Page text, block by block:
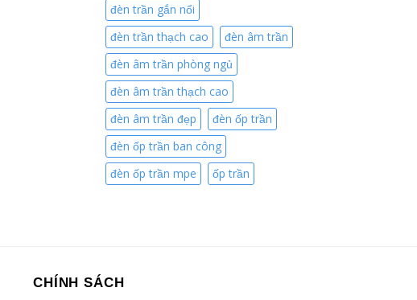
đèn trần gắn nổi
đèn trần thạch cao
đèn âm trần
đèn âm trần phòng ngủ
đèn âm trần thạch cao
đèn âm trần đẹp
đèn ốp trần
đèn ốp trần ban công
đèn ốp trần mpe
ốp trần
CHÍNH SÁCH